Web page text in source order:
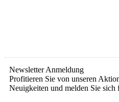
Newsletter Anmeldung
Profitieren Sie von unseren
Neuigkeiten und melden Sie sich